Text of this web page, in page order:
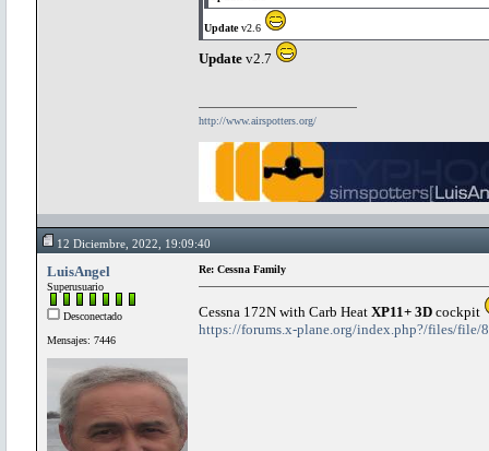
Updatev2.6
Update v2.7
http://www.airspotters.org/
12 Diciembre, 2022, 19:09:40
LuisAngel
Superusuario
Desconectado
Mensajes: 7446
Re: Cessna Family
Cessna 172N with Carb Heat XP11+ 3D cockpit
https://forums.x-plane.org/index.php?/files/file/